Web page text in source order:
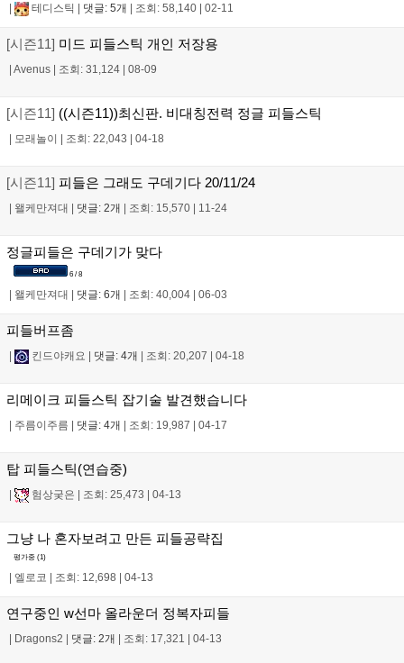
| 테디스틱 | 댓글: 5개 | 조회: 58,140 | 02-11
[시즌11] 미드 피들스틱 개인 저장용
| Avenus | 조회: 31,124 | 08-09
[시즌11] ((시즌11))최신판. 비대칭전력 정글 피들스틱
| 모래놀이 | 조회: 22,043 | 04-18
[시즌11] 피들은 그래도 구데기다 20/11/24
| 왤케만져대 | 댓글: 2개 | 조회: 15,570 | 11-24
정글피들은 구데기가 맞다
6 / 8
왤케만져대 댓글: 6개 조회: 40,004 06-03
피들버프좀
킨드야캐요 댓글: 4개 조회: 20,207 04-18
리메이크 피들스틱 잡기술 발견했습니다
주름이주름 댓글: 4개 조회: 19,987 04-17
탑 피들스틱(연습중)
험상궂은 조회: 25,473 04-13
그냥 나 혼자보려고 만든 피들공략집
평가중 (1)
엘로코 조회: 12,698 04-13
연구중인 w선마 올라운더 정복자피들
Dragons2 댓글: 2개 조회: 17,321 04-13